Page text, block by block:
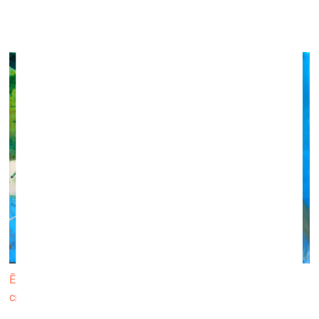
Ērika Kumerova. Jāņu nakts. 2023. Audekls, akrils. 90 x 120
cm